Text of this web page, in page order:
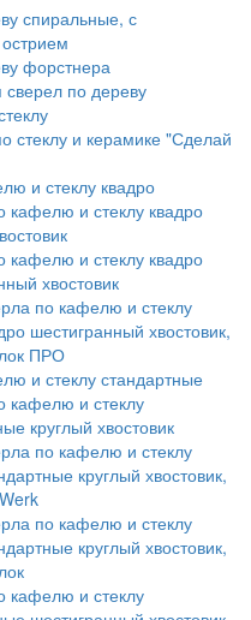
спиральные, с
форстнера
по дереву
стеклу и керамике "Сделай
и стеклу квадро
кафелю и стеклу квадро
кафелю и стеклу квадро
хвостовик
по кафелю и стеклу
шестигранный хвостовик,
ПРО
и стеклу стандартные
кафелю и стеклу
круглый хвостовик
по кафелю и стеклу
круглый хвостовик,
по кафелю и стеклу
круглый хвостовик,
кафелю и стеклу